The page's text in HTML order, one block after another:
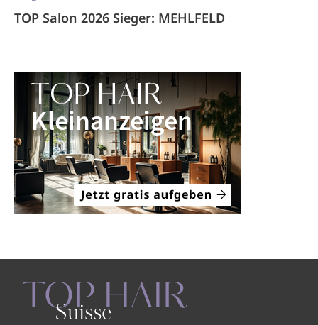
TOP Salon 2026 Sieger: MEHLFELD